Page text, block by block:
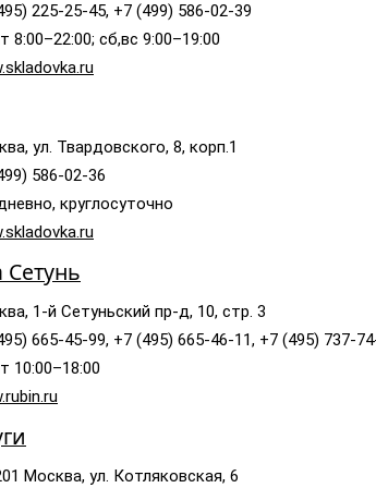
225-25-45, +7 (499) 586-02-39
8:00–22:00; сб,вс 9:00–19:00
ул. Твардовского, 8, корп.1
586-02-36
круглосуточно
Сетунь
1-й Сетуньский пр-д, 10, стр. 3
665-45-99, +7 (495) 665-46-11, +7 (495) 737-
10:00–18:00
Москва, ул. Котляковская, 6